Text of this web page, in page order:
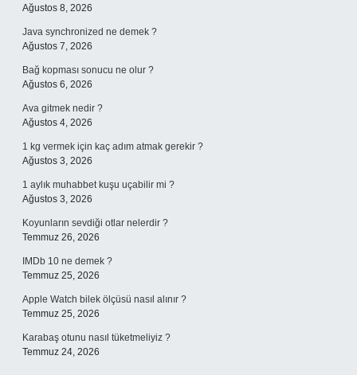
Ağustos 8, 2026
Java synchronized ne demek ?
Ağustos 7, 2026
Bağ kopması sonucu ne olur ?
Ağustos 6, 2026
Ava gitmek nedir ?
Ağustos 4, 2026
1 kg vermek için kaç adım atmak gerekir ?
Ağustos 3, 2026
1 aylık muhabbet kuşu uçabilir mi ?
Ağustos 3, 2026
Koyunların sevdiği otlar nelerdir ?
Temmuz 26, 2026
IMDb 10 ne demek ?
Temmuz 25, 2026
Apple Watch bilek ölçüsü nasıl alınır ?
Temmuz 25, 2026
Karabaş otunu nasıl tüketmeliyiz ?
Temmuz 24, 2026